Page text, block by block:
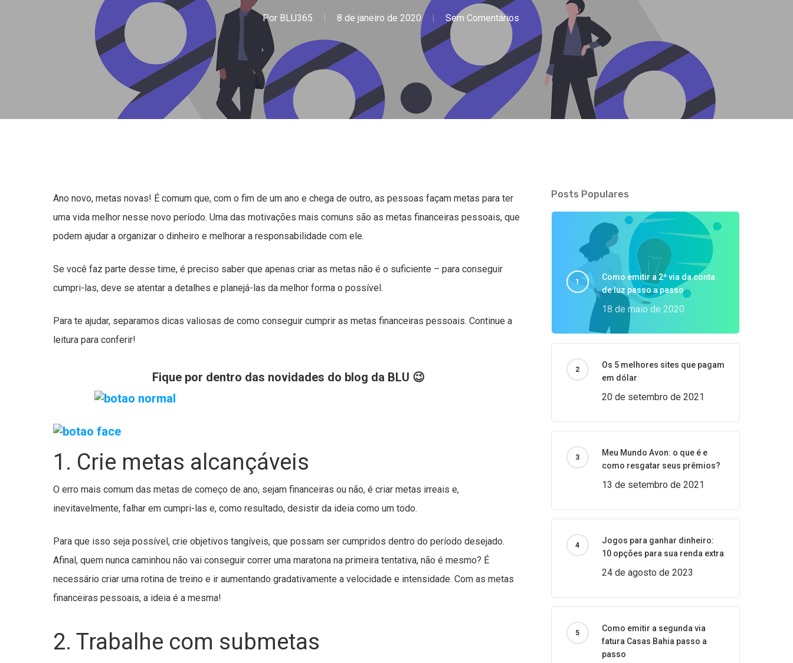
Por BLU365 8 de janeiro de 2020 Sem Comentários
Ano novo, metas novas! É comum que, com o fim de um ano e chega de outro, as pessoas façam metas para ter
uma vida melhor nesse novo período. Uma das motivações mais comuns são as metas financeiras pessoais, que
podem ajudar a organizar o dinheiro e melhorar a responsabilidade com ele.
Se você faz parte desse time, é preciso saber que apenas criar as metas não é o suficiente – para conseguir
cumpri-las, deve se atentar a detalhes e planejá-las da melhor forma o possível.
Para te ajudar, separamos dicas valiosas de como conseguir cumprir as metas financeiras pessoais. Continue a
leitura para conferir!
Fique por dentro das novidades do blog da BLU 😉
1. Crie metas alcançáveis
O erro mais comum das metas de começo de ano, sejam financeiras ou não, é criar metas irreais e,
inevitavelmente, falhar em cumpri-las e, como resultado, desistir da ideia como um todo.
Para que isso seja possível, crie objetivos tangíveis, que possam ser cumpridos dentro do período desejado.
Afinal, quem nunca caminhou não vai conseguir correr uma maratona na primeira tentativa, não é mesmo? É
necessário criar uma rotina de treino e ir aumentando gradativamente a velocidade e intensidade. Com as metas
financeiras pessoais, a ideia é a mesma!
2. Trabalhe com submetas
Posts Populares
Como emitir a 2ª via da conta
de luz passo a passo
18 de maio de 2020
Os 5 melhores sites que pagam
em dólar
20 de setembro de 2021
Meu Mundo Avon: o que é e
como resgatar seus prêmios?
13 de setembro de 2021
Jogos para ganhar dinheiro:
10 opções para sua renda extra
24 de agosto de 2023
Como emitir a segunda via
fatura Casas Bahia passo a
passo